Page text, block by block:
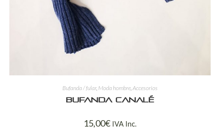
Bufanda / fular, Moda hombre Accesorios
Bufanda canalé
15,00€ IVA Inc.